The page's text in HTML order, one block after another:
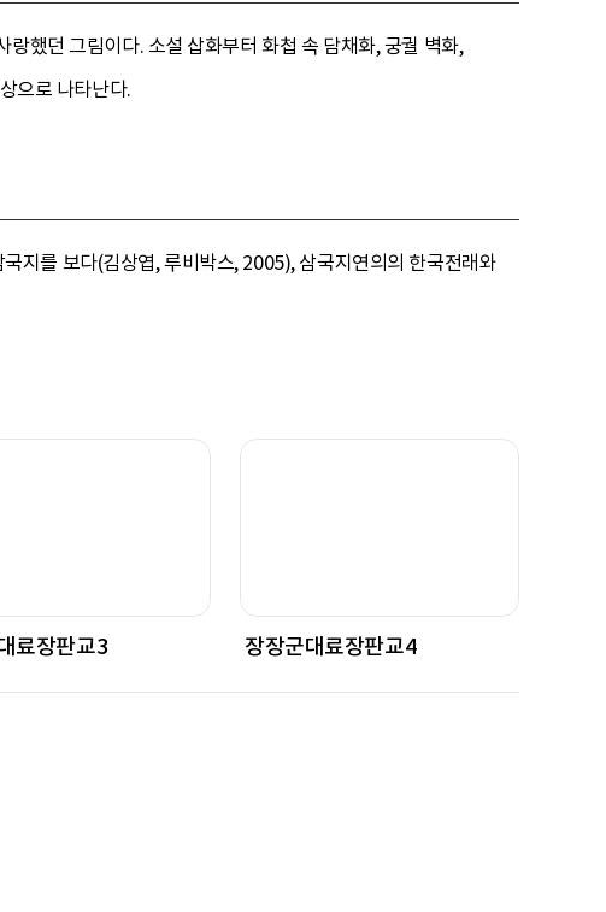
했던 그림이다. 소설 삽화부터 화첩 속 담채화, 궁궐 벽화,
으로 나타난다.
지를 보다(김상엽, 루비박스, 2005), 삼국지연의의 한국전래와
료장판교3 장장군대료장판교4